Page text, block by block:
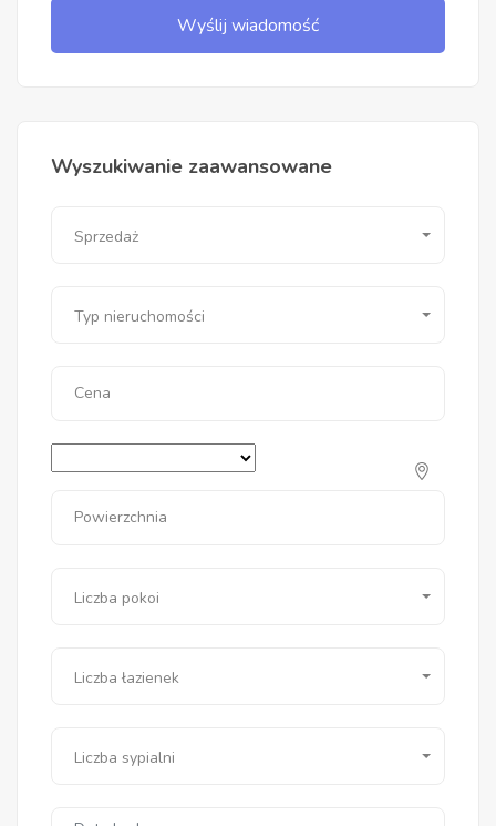
Wyślij wiadomość
Wyszukiwanie zaawansowane
Sprzedaż
Typ nieruchomości
Cena
Powierzchnia
Liczba pokoi
Liczba łazienek
Liczba sypialni